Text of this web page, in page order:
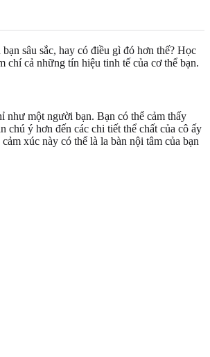
sâu sắc, hay có điều gì đó hơn thế? Học
chí cả những tín hiệu tinh tế của cơ thể bạn.
như một người bạn. Bạn có thể cảm thấy
ý hơn đến các chi tiết thể chất của cô ấy
xúc này có thể là la bàn nội tâm của bạn